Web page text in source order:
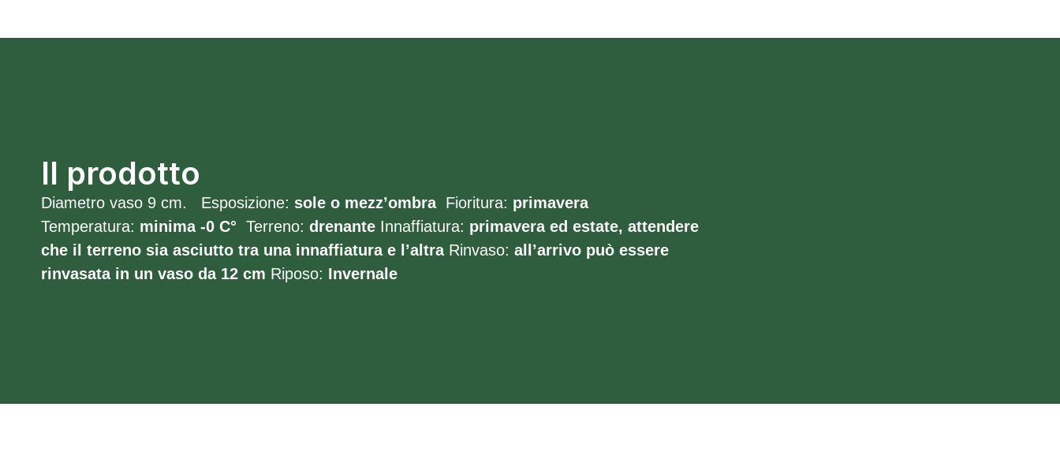
Il prodotto
Diametro vaso 9 cm. Esposizione: sole o mezz’ombra Fioritura: primavera
Temperatura: minima -0 C° Terreno: drenante Innaffiatura: primavera ed estate, attendere
che il terreno sia asciutto tra una innaffiatura e l’altraRinvaso: all’arrivo può essere
rinvasata in un vaso da 12 cm Riposo: Invernale